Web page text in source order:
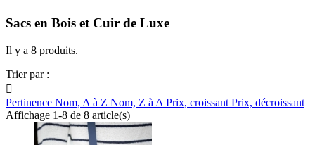
Sacs en Bois et Cuir de Luxe
Il y a 8 produits.
Trier par :

Pertinence Nom, A à Z Nom, Z à A Prix, croissant Prix, décroissant
Affichage 1-8 de 8 article(s)